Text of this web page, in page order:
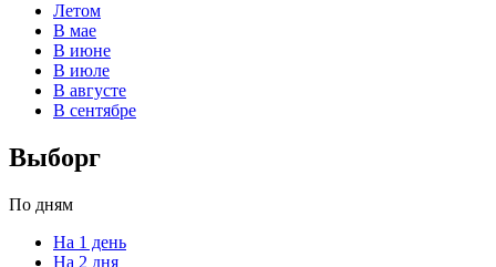
Летом
В мае
В июне
В июле
В августе
В сентябре
Выборг
По дням
На 1 день
На 2 дня